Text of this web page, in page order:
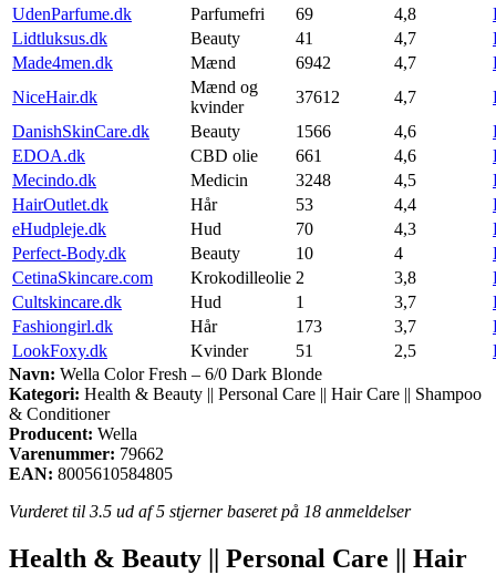
UdenParfume.dk
Parfumefri 69 4,8
Lidtluksus.dk
Beauty 41 4,7
Made4men.dk
Mænd 6942 4,7
NiceHair.dk
Mænd og
kvinder
37612 4,7
DanishSkinCare.dk
Beauty 1566 4,6
EDOA.dk
CBD olie 661 4,6
Mecindo.dk
Medicin 3248 4,5
HairOutlet.dk
Hår 53 4,4
eHudpleje.dk
Hud 70 4,3
Perfect-Body.dk
Beauty 10 4
CetinaSkincare.com
Krokodilleolie 2 3,8
Cultskincare.dk
Hud 1 3,7
Fashiongirl.dk
Hår 173 3,7
LookFoxy.dk
Kvinder 51 2,5
Navn: Wella Color Fresh – 6/0 Dark Blonde
Kategori: Health & Beauty || Personal Care || Hair Care || Shampoo
& Conditioner
Producent: Wella
Varenummer: 79662
EAN: 8005610584805
Vurderet til 3.5 ud af 5 stjerner baseret på 18 anmeldelser
Health & Beauty || Personal Care || Hair